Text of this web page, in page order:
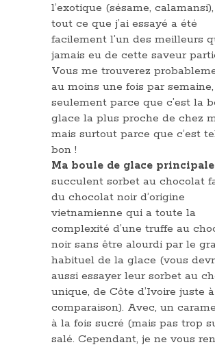
l’exotique (sésame,
tout ce que j’ai essayé a été
facilement l’un des meilleurs
jamais eu de cette saveur
Vous me trouverez
au moins une fois par
seulement parce que c’est la
glace la plus proche de chez
mais surtout parce que c’est
bon !
Ma boule de glace principale
succulent sorbet au chocolat
du chocolat noir d’origine
vietnamienne qui a toute la
complexité d’une truffe au
noir sans être alourdi par le
habituel de la glace (vous
aussi essayer leur sorbet au
unique, de Côte d’Ivoire juste
comparaison). Avec, un
à la fois sucré (mais pas trop
salé. Cependant, je ne vous